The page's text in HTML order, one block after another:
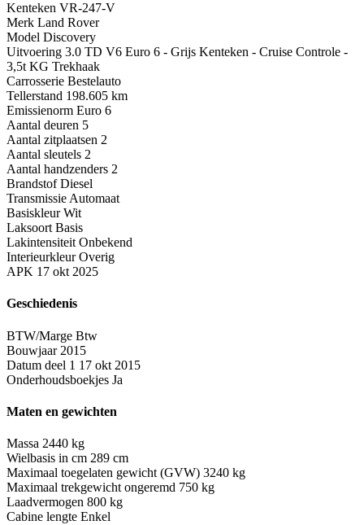
Kenteken VR-247-V
Merk Land Rover
Model Discovery
Uitvoering 3.0 TD V6 Euro 6 - Grijs Kenteken - Cruise Controle -
3,5t KG Trekhaak
Carrosserie Bestelauto
Tellerstand 198.605 km
Emissienorm Euro 6
Aantal deuren 5
Aantal zitplaatsen 2
Aantal sleutels 2
Aantal handzenders 2
Brandstof Diesel
Transmissie Automaat
Basiskleur Wit
Laksoort Basis
Lakintensiteit Onbekend
Interieurkleur Overig
APK 17 okt 2025
Geschiedenis
BTW/Marge Btw
Bouwjaar 2015
Datum deel 1 17 okt 2015
Onderhoudsboekjes Ja
Maten en gewichten
Massa 2440 kg
Wielbasis in cm 289 cm
Maximaal toegelaten gewicht (GVW) 3240 kg
Maximaal trekgewicht ongeremd 750 kg
Laadvermogen 800 kg
Cabine lengte Enkel